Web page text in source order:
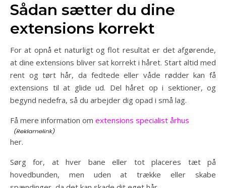
Sådan sætter du dine
extensions korrekt
For at opnå et naturligt og flot resultat er det afgørende,
at dine extensions bliver sat korrekt i håret. Start altid med
rent og tørt hår, da fedtede eller våde rødder kan få
extensions til at glide ud. Del håret op i sektioner, og
begynd nedefra, så du arbejder dig opad i små lag.
Få mere information om extensions specialist århus
her.
Sørg for, at hver bane eller tot placeres tæt på
hovedbunden, men uden at trække eller skabe